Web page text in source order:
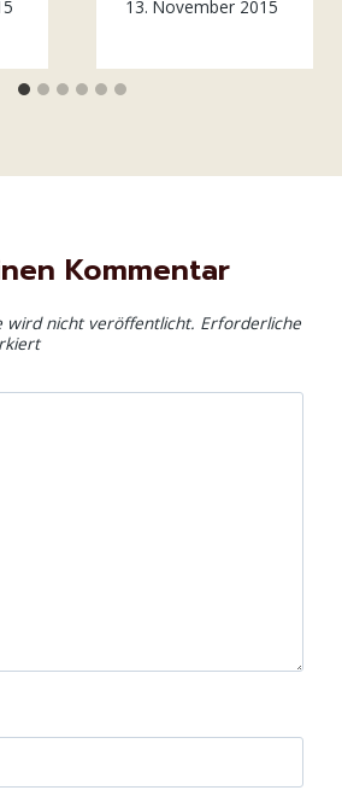
13. November 2015
Kommentar
wird nicht veröffentlicht. Erforderliche